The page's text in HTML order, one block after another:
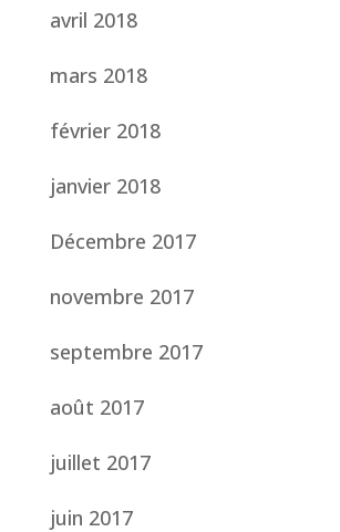
avril 2018
mars 2018
février 2018
janvier 2018
Décembre 2017
novembre 2017
septembre 2017
août 2017
juillet 2017
juin 2017